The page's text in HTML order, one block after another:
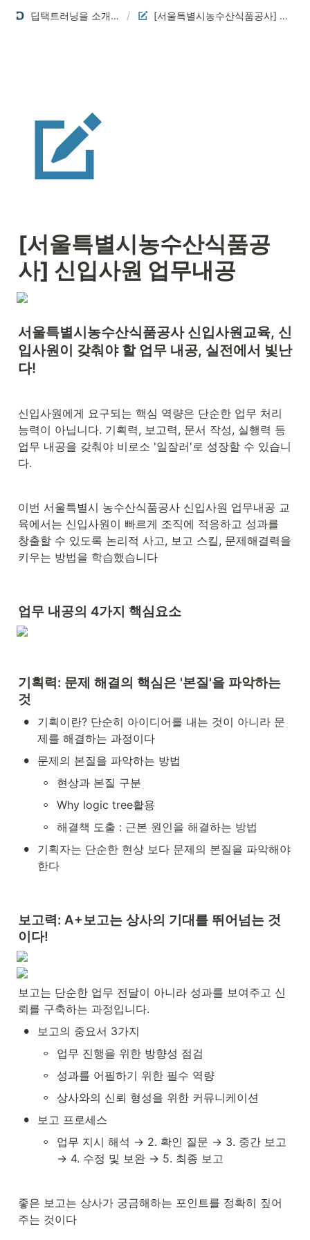
딥택트러닝을 소개합니다 / [서울특별시농수산식품공사] 신입사원 업무내공
[서울특별시농수산식품공
사] 신입사원 업무내공
서울특별시농수산식품공사 신입사원교육, 신
입사원이 갖춰야 할 업무 내공, 실전에서 빛난
다!
신입사원에게 요구되는 핵심 역량은 단순한 업무 처리
능력이 아닙니다. 기획력, 보고력, 문서 작성, 실행력 등
업무 내공을 갖춰야 비로소 '일잘러'로 성장할 수 있습니
다.
이번 서울특별시 농수산식품공사 신입사원 업무내공 교
육에서는 신입사원이 빠르게 조직에 적응하고 성과를
창출할 수 있도록 논리적 사고, 보고 스킬, 문제해결력을
키우는 방법을 학습했습니다
업무 내공의 4가지 핵심요소
기획력: 문제 해결의 핵심은 '본질'을 파악하는
것
•
기획이란? 단순히 아이디어를 내는 것이 아니라 문
제를 해결하는 과정이다
• 문제의 본질을 파악하는 방법
◦ 현상과 본질 구분
◦ Why logic tree활용
◦ 해결책 도출 : 근본 원인을 해결하는 방법
•
기획자는 단순한 현상 보다 문제의 본질을 파악해야
한다
보고력: A+보고는 상사의 기대를 뛰어넘는 것
이다!
보고는 단순한 업무 전달이 아니라 성과를 보여주고 신
뢰를 구축하는 과정입니다.
• 보고의 중요서 3가지
◦ 업무 진행을 위한 방향성 점검
◦ 성과를 어필하기 위한 필수 역량
◦ 상사와의 신뢰 형성을 위한 커뮤니케이션
• 보고 프로세스
◦
업무 지시 해석 → 2. 확인 질문 → 3. 중간 보고
→ 4. 수정 및 보완 → 5. 최종 보고
좋은 보고는 상사가 궁금해하는 포인트를 정확히 짚어
주는 것이다